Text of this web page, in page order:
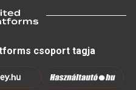
csoport tagja